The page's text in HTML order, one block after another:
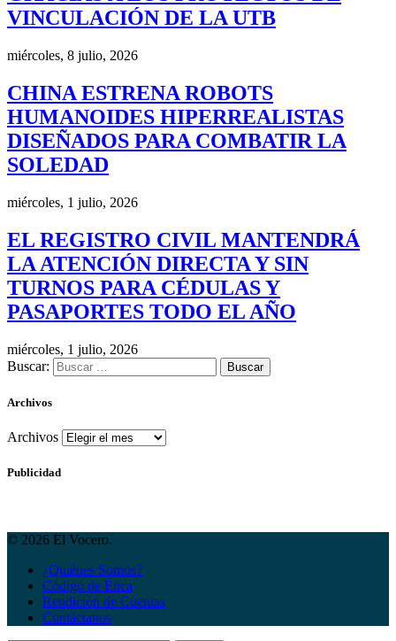
VINCULACIÓN DE LA UTB
miércoles, 8 julio, 2026
CHINA ESTRENA ROBOTS
HUMANOIDES HIPERREALISTAS
DISEÑADOS PARA COMBATIR LA
SOLEDAD
miércoles, 1 julio, 2026
EL REGISTRO CIVIL MANTENDRÁ
LA ATENCIÓN DIRECTA Y SIN
TURNOS PARA CÉDULAS Y
PASAPORTES TODO EL AÑO
miércoles, 1 julio, 2026
Buscar:
Archivos
Archivos
Publicidad
© 2026 El Vocero.
¿Quiénes Somos?
Código de Ética
Rendición de Cuentas
Contáctanos